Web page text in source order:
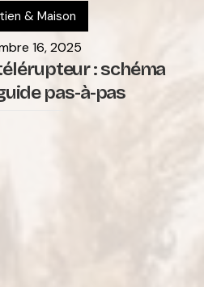
& Maison
16, 2025
: schéma
pas-à-pas